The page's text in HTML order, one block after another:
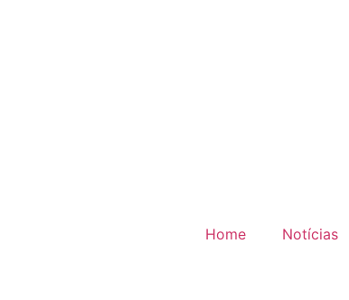
Home Notícias